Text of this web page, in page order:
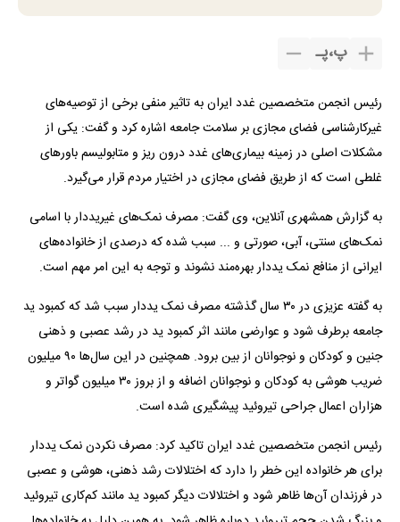
پ،پـ
رئیس انجمن متخصصین غدد ایران به تاثیر منفی برخی از توصیه‌های
غیرکارشناسی فضای مجازی بر سلامت جامعه اشاره کرد و گفت: یکی از
مشکلات اصلی در زمینه بیماری‌های غدد درون ریز و متابولیسم باور‌های
غلطی است که از طریق فضای مجازی در اختیار مردم قرار می‌گیرد.
به گزارش همشهری آنلاین، وی گفت: مصرف نمک‌های غیریددار با اسامی
نمک‌های سنتی، آبی، صورتی و ... سبب شده که درصدی از خانواده‌های
ایرانی از منافع نمک یددار بهره‌مند نشوند و توجه به این امر مهم است.
به گفته عزیزی در ۳۰ سال گذشته مصرف نمک یددار سبب شد که کمبود ید
جامعه برطرف شود و عوارضی مانند اثر کمبود ید در رشد عصبی و ذهنی
جنین و کودکان و نوجوانان از بین برود. همچنین در این سال‌ها ۹۰ میلیون
ضریب هوشی به کودکان و نوجوانان اضافه و از بروز ۳۰ میلیون گواتر و
هزاران اعمال جراحی تیروئید پیشگیری شده است.
رئیس انجمن متخصصین غدد ایران تاکید کرد: مصرف نکردن نمک یددار
برای هر خانواده این خطر را دارد که اختلالات رشد ذهنی، هوشی و عصبی
در فرزندان آن‌ها ظاهر شود و اختلالات دیگر کمبود ید مانند کم‌کاری تیروئید